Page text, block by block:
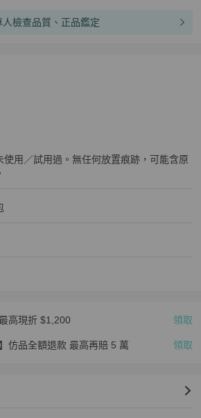
檢查品質、正品鑑定
波士頓包手提包 斜背包兩用手提包
使用／試用過。無任何放置痕跡，可能含原
高現折 $1,200 領取
仿品全額退款 最高再賠 5 萬 領取